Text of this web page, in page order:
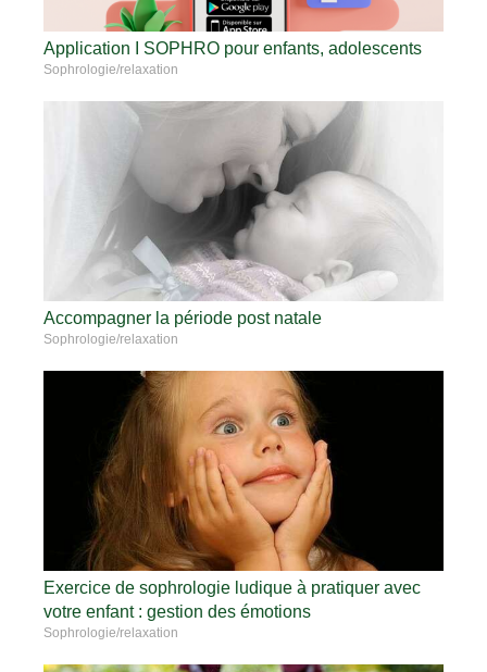
Application I SOPHRO pour enfants, adolescents
Sophrologie/relaxation
Accompagner la période post natale
Sophrologie/relaxation
Exercice de sophrologie ludique à pratiquer avec
votre enfant : gestion des émotions
Sophrologie/relaxation